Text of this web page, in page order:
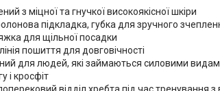
з міцної та гнучкої високоякісної шкіри
підкладка, губка для зручного
для щільної посадки
пошиття для довговічності
для людей, які займаються силовими
і кросфіт